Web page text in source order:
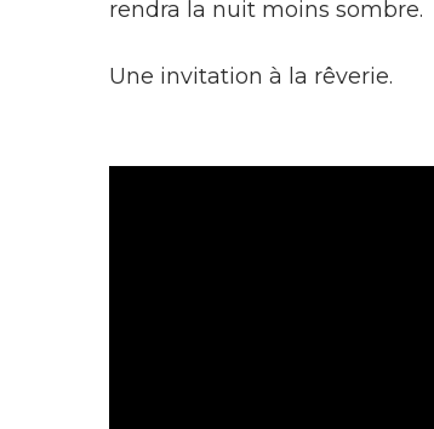
rendra la nuit moins sombre.
Une invitation à la rêverie.